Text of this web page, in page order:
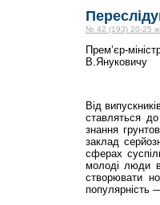
№ 42 (193) 20-25
Прем’єр-
В.Януковичу
Від
ставляться
знання
заклад
сферах
молоді люди
створювати
популярність